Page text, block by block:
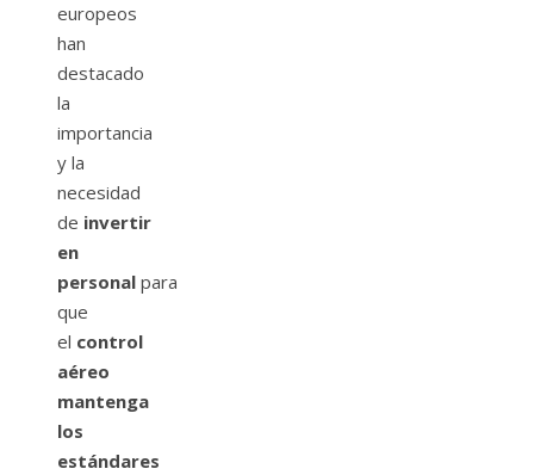
europeos
han
destacado
la
importancia
y la
necesidad
de invertir
en
personal para
que
el control
aéreo
mantenga
los
estándares